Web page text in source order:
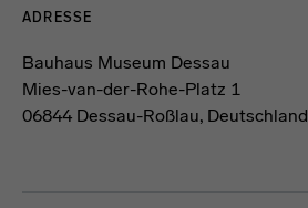
ADRESSE
Bauhaus Museum Dessau
Mies-van-der-Rohe-Platz 1
06844 Dessau-Roßlau, Deutschland